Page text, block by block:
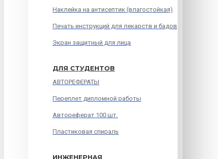
Наклейка на антисептик (влагостойкая)
Печать инструкций для лекарств и бадов
Экран защитный для лица
ДЛЯ СТУДЕНТОВ
АВТОРЕФЕРАТЫ
Переплет дипломной работы
Автореферат 100 шт.
Пластиковая спираль
ИНЖЕНЕРНАЯ